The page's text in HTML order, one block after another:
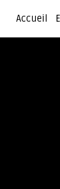
Accueil